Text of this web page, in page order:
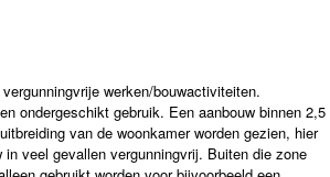
werken/bouwactiviteiten.
ondergeschikt gebruik. Een aanbouw binnen 2,5
van de woonkamer worden gezien, hier
veel gevallen vergunningvrij. Buiten die zone